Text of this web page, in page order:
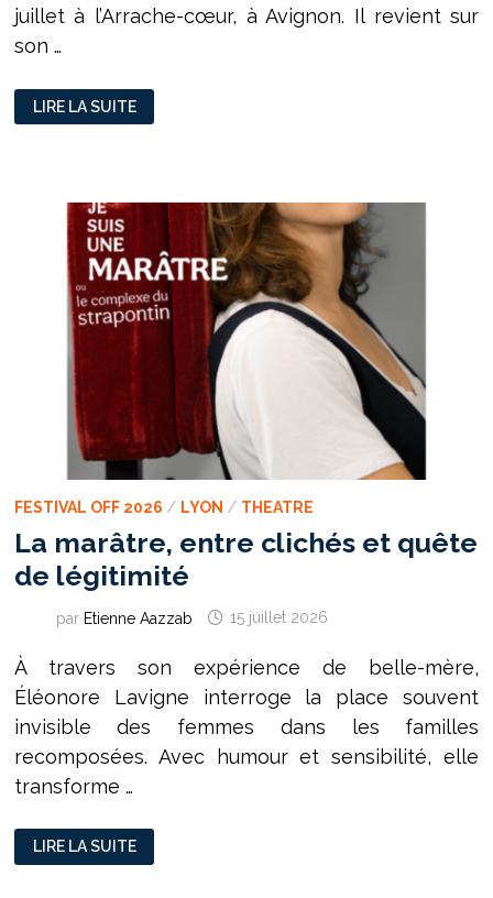
juillet à l’Arrache-cœur, à Avignon. Il revient sur
son …
À
AVIGNON,
GYSLAIN
DIGNITÉ
OUBLIÉS
LIRE LA SUITE
FESTIVAL OFF 2026 / LYON / THEATRE
La marâtre, entre clichés et quête
de légitimité
par Etienne Aazzab 15 juillet 2026
À travers son expérience de belle-mère,
Éléonore Lavigne interroge la place souvent
invisible des femmes dans les familles
recomposées. Avec humour et sensibilité, elle
transforme …
LA
MARÂTRE,
ENTRE
LIRE LA SUITE